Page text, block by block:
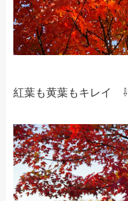
紅葉も黄葉もキレイ ⇩